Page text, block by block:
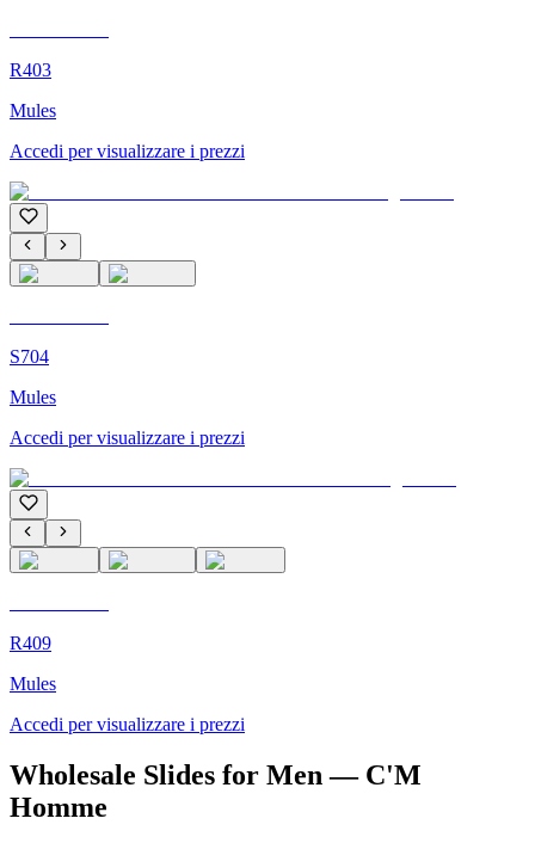
R403
Mules
Accedi per visualizzare i prezzi
S704
Mules
Accedi per visualizzare i prezzi
R409
Mules
Accedi per visualizzare i prezzi
Wholesale Slides for Men — C'M
Homme